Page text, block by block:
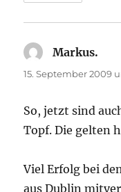
Markus.
15. September 2009
So, jetzt sind
Topf. Die gelten
Viel Erfolg bei
aus Dublin